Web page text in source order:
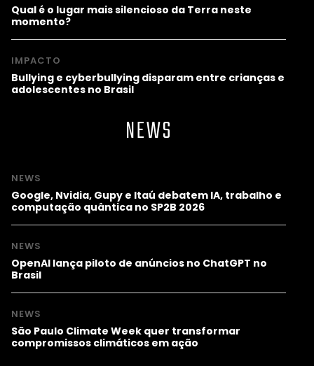
Qual é o lugar mais silencioso da Terra neste
momento?
IMPACTO
Bullying e cyberbullying disparam entre crianças e
adolescentes no Brasil
NEWS
NEWS
Google, Nvidia, Gupy e Itaú debatem IA, trabalho e
computação quântica no SP2B 2026
NEWS
OpenAI lança piloto de anúncios no ChatGPT no
Brasil
NEWS
São Paulo Climate Week quer transformar
compromissos climáticos em ação